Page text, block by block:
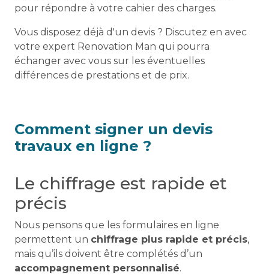
pour répondre à votre cahier des charges.
Vous disposez déjà d'un devis ? Discutez en avec
votre expert Renovation Man qui pourra
échanger avec vous sur les éventuelles
différences de prestations et de prix.
Comment signer un devis
travaux en ligne ?
Le chiffrage est rapide et
précis
Nous pensons que les formulaires en ligne
permettent un chiffrage plus rapide et précis,
mais qu’ils doivent être complétés d’un
accompagnement personnalisé.